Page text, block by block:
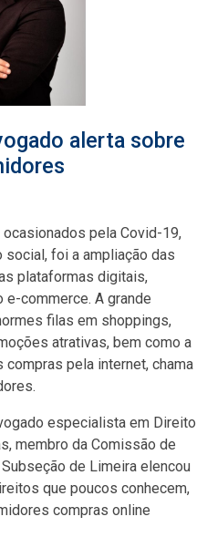
alerta sobre
pela Covid-19,
foi a ampliação das
plataformas digitais,
commerce. A grande
filas em shoppings,
atrativas, bem como a
pela internet, chama
especialista em Direito
membro da Comissão de
de Limeira elencou
que poucos conhecem,
compras online